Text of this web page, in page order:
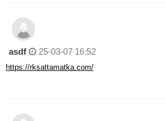
asdf 25-03-07 16:52
https://rksattamatka.com/